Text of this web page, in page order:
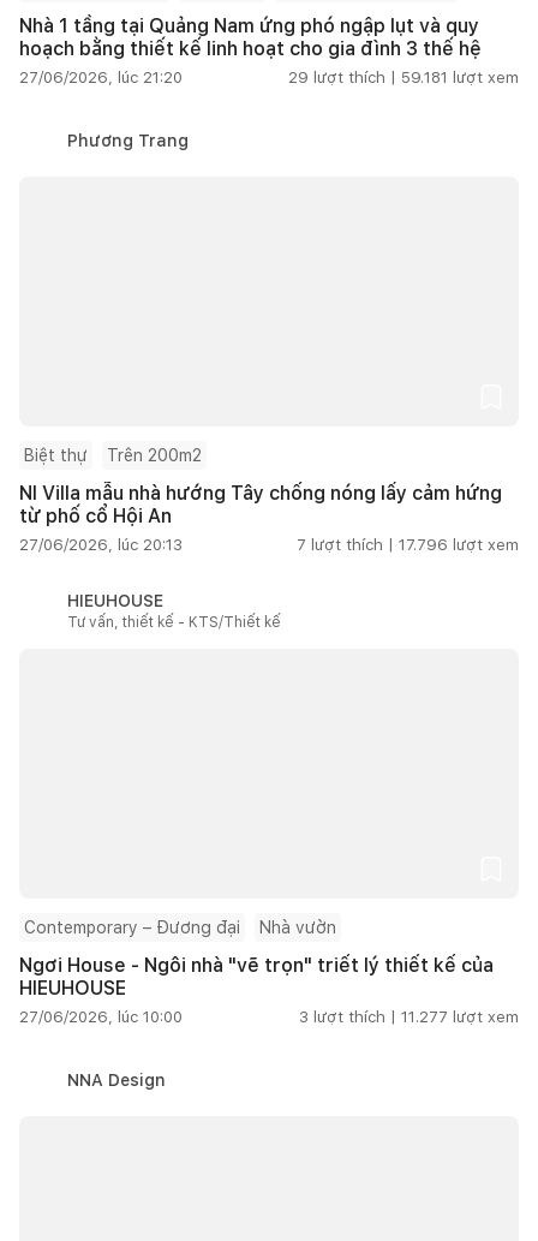
Nhà 1 tầng tại Quảng Nam ứng phó ngập lụt và quy
hoạch bằng thiết kế linh hoạt cho gia đình 3 thế hệ
27/06/2026, lúc 21:20 29 lượt thích | 59.181 lượt xem
Phương Trang
Biệt thự Trên 200m2
NI Villa mẫu nhà hướng Tây chống nóng lấy cảm hứng
từ phố cổ Hội An
27/06/2026, lúc 20:13 7 lượt thích | 17.796 lượt xem
HIEUHOUSE
Tư vấn, thiết kế - KTS/Thiết kế
Contemporary – Đương đại Nhà vườn
Ngơi House - Ngôi nhà "vẽ trọn" triết lý thiết kế của
HIEUHOUSE
27/06/2026, lúc 10:00 3 lượt thích | 11.277 lượt xem
NNA Design